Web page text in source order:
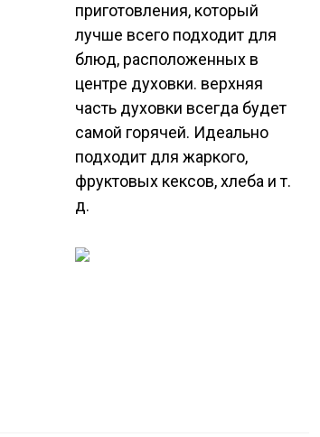
приготовления, который
лучше всего подходит для
блюд, расположенных в
центре духовки. верхняя
часть духовки всегда будет
самой горячей. Идеально
подходит для жаркого,
фруктовых кексов, хлеба и т.
д.